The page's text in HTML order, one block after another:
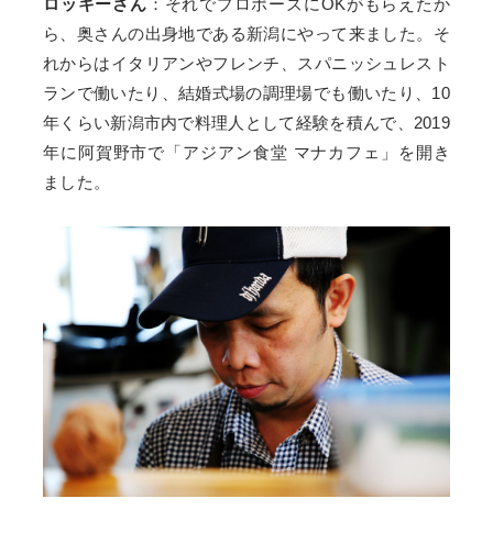
ら、奥さんの出身地である新潟にやって来ました。そ
れからはイタリアンやフレンチ、スパニッシュレスト
ランで働いたり、結婚式場の調理場でも働いたり、10
年くらい新潟市内で料理人として経験を積んで、2019
年に阿賀野市で「アジアン食堂 マナカフェ」を開き
ました。